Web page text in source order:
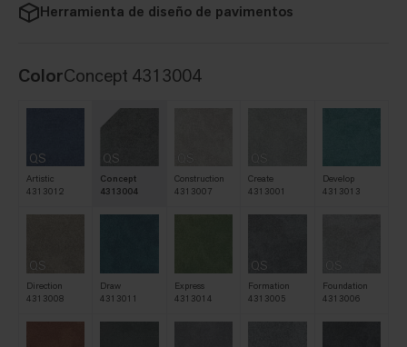
Herramienta de diseño de pavimentos
ColorConcept 4313004
QS
Artistic
4313012
QS
Concept
4313004
Construction
4313007
QS
Create
4313001
Develop
4313013
QS
Direction
4313008
Draw
4313011
Express
4313014
QS
Formation
4313005
Foundation
4313006